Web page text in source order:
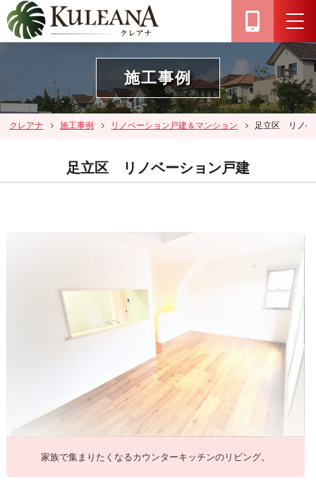
施工事例
クレアナ 施工事例 リノベーション戸建＆マンション 足立区 リノベ
足立区 リノベーション戸建
家族で集まりたくなるカウンターキッチンのリビング。